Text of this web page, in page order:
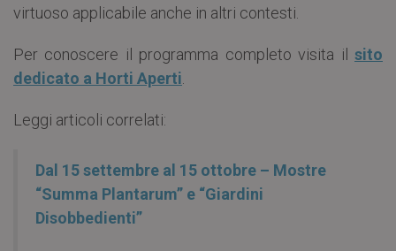
virtuoso applicabile anche in altri contesti.
Per conoscere il programma completo visita il sito
dedicato a Horti Aperti
Leggi articoli correlati:
Dal 15 settembre al 15 ottobre – Mostre
“Summa Plantarum” e “Giardini
Disobbedienti”